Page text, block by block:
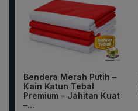
Bendera Merah Putih –
Kain Katun Tebal
Premium – Jahitan Kuat
–...